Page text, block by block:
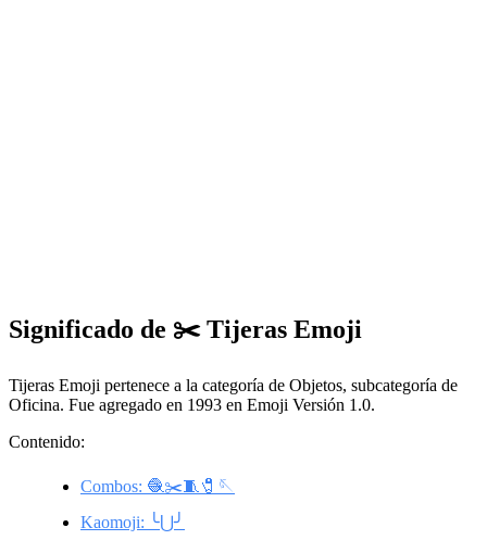
Significado de ✂️ Tijeras Emoji
Tijeras Emoji pertenece a la categoría de Objetos, subcategoría de
Oficina. Fue agregado en 1993 en Emoji Versión 1.0.
Contenido:
Combos: 🧶✂️🧵🧷🪡
Kaomoji: ╰⋃╯